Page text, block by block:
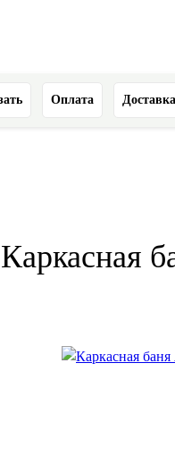
Оплата Доставка
Каркасная